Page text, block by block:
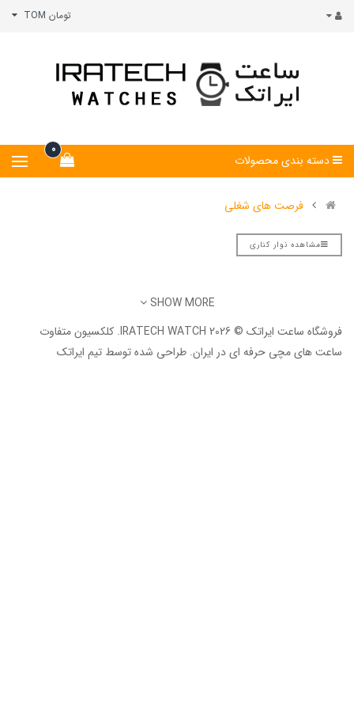
تومان TOM
0
دسته بندی محصولات
فرصت های شغلی
مشاهده نوار کناری
SHOW MORE
فروشگاه ساعت ایراتک © 2026 IRATECH WATCH. کلکسیون متفاوت
ساعت های مچی حرفه ای در ایران. طراحی شده توسط تیم ایراتک